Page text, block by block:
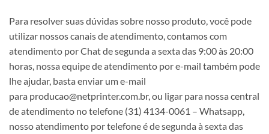
Para resolver suas dúvidas sobre nosso produto, você pode
utilizar nossos canais de atendimento, contamos com
atendimento por Chat de segunda a sexta das 9:00 às 20:00
horas, nossa equipe de atendimento por e-mail também pode
lhe ajudar, basta enviar um e-mail
para producao@netprinter.com.br, ou ligar para nossa central
de atendimento no telefone (31) 4134-0061 – Whatsapp,
nosso atendimento por telefone é de segunda à sexta das